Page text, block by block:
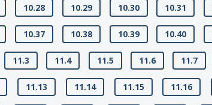
10.28 10.29 10.30 10.31
10.37 10.38 10.39 10.40
11.3 11.4 11.5 11.6 11.7
11.13 11.14 11.15 11.16